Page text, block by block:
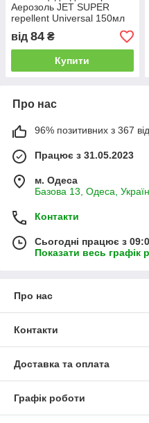
Аерозоль JET SUPER
repellent Universal 150мл
4години (48шт)
від 84 ₴
Купити
Про нас
96% позитивних з 367
Працює з 31.05.2023
м. Одеса
Базова 13, Одеса,
Контакти
Сьогодні працює з
Показати весь графік
Про нас
Контакти
Доставка та оплата
Графік роботи